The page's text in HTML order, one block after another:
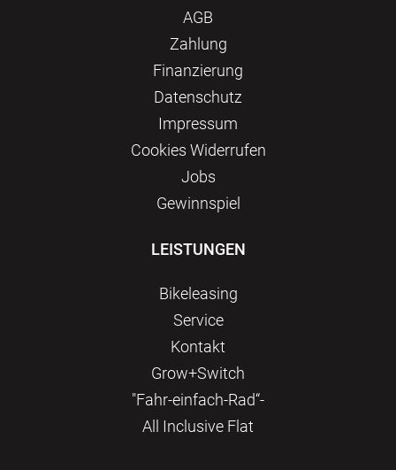
AGB
Zahlung
Finanzierung
Datenschutz
Impressum
Сookies Widerrufen
Jobs
Gewinnspiel
LEISTUNGEN
Bikeleasing
Service
Kontakt
Grow+Switch
"Fahr-einfach-Rad“-
All Inclusive Flat